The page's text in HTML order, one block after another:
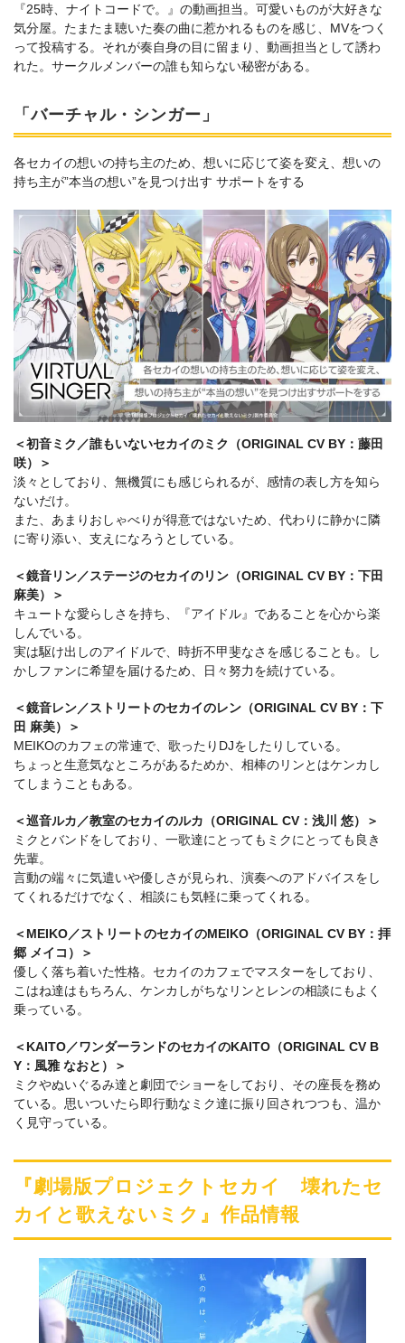
『25時、ナイトコードで。』の動画担当。可愛いものが大好きな
気分屋。たまたま聴いた奏の曲に惹かれるものを感じ、MVをつく
って投稿する。それが奏自身の目に留まり、動画担当として誘わ
れた。サークルメンバーの誰も知らない秘密がある。
「バーチャル・シンガー」
各セカイの想いの持ち主のため、想いに応じて姿を変え、想いの
持ち主が”本当の想い”を見つけ出す サポートをする
＜初音ミク／誰もいないセカイのミク（ORIGINAL CV BY：藤田
咲）＞
淡々としており、無機質にも感じられるが、感情の表し方を知ら
ないだけ。
また、あまりおしゃべりが得意ではないため、代わりに静かに隣
に寄り添い、支えになろうとしている。
＜鏡音リン／ステージのセカイのリン（ORIGINAL CV BY：下田
麻美）＞
キュートな愛らしさを持ち、『アイドル』であることを心から楽
しんでいる。
実は駆け出しのアイドルで、時折不甲斐なさを感じることも。し
かしファンに希望を届けるため、日々努力を続けている。
＜鏡音レン／ストリートのセカイのレン（ORIGINAL CV BY：下
田 麻美）＞
MEIKOのカフェの常連で、歌ったりDJをしたりしている。
ちょっと生意気なところがあるためか、相棒のリンとはケンカし
てしまうこともある。
＜巡音ルカ／教室のセカイのルカ（ORIGINAL CV：浅川 悠）＞
ミクとバンドをしており、一歌達にとってもミクにとっても良き
先輩。
言動の端々に気遣いや優しさが見られ、演奏へのアドバイスをし
てくれるだけでなく、相談にも気軽に乗ってくれる。
＜MEIKO／ストリートのセカイのMEIKO（ORIGINAL CV BY：拝
郷 メイコ）＞
優しく落ち着いた性格。セカイのカフェでマスターをしており、
こはね達はもちろん、ケンカしがちなリンとレンの相談にもよく
乗っている。
＜KAITO／ワンダーランドのセカイのKAITO（ORIGINAL CV B
Y：風雅 なおと）＞
ミクやぬいぐるみ達と劇団でショーをしており、その座長を務め
ている。思いついたら即行動なミク達に振り回されつつも、温か
く見守っている。
『劇場版プロジェクトセカイ 壊れたセ
カイと歌えないミク』作品情報